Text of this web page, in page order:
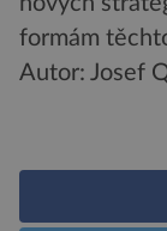
formám
Autor: Josef